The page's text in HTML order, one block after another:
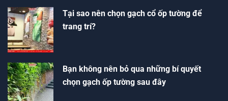
Tại sao nên chọn gạch cổ ốp tường để
trang trí?
Bạn không nên bỏ qua những bí quyết
chọn gạch ốp tường sau đây